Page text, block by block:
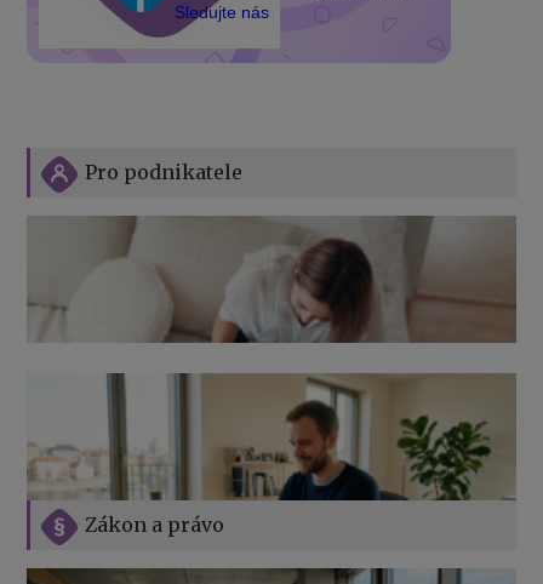
Sledujte nás
Zákon a právo
Pro podnikatele
Jak na podnikání při rodičovské dovolené